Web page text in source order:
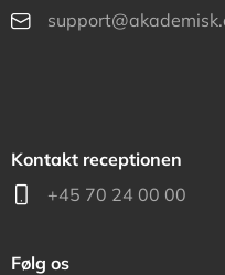
Kontakt receptionen
+45 70 24 00 00
Følg os